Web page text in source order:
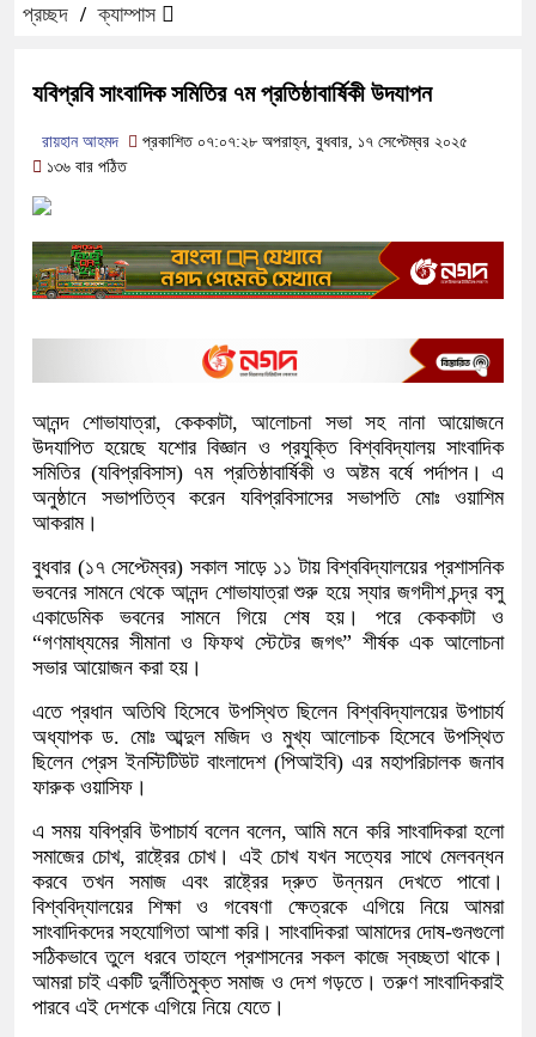
প্রচ্ছদ /ক্যাম্পাস
যবিপ্রবি সাংবাদিক সমিতির ৭ম প্রতিষ্ঠাবার্ষিকী উদযাপন
রায়হান আহমদ
প্রকাশিত ০৭:০৭:২৮ অপরাহ্ন, বুধবার, ১৭ সেপ্টেম্বর ২০২৫
১৩৬ বার পঠিত
আনন্দ শোভাযাত্রা, কেককাটা, আলোচনা সভা সহ নানা আয়োজনে
উদযাপিত হয়েছে যশোর বিজ্ঞান ও প্রযুক্তি বিশ্ববিদ্যালয় সাংবাদিক
সমিতির (যবিপ্রবিসাস) ৭ম প্রতিষ্ঠাবার্ষিকী ও অষ্টম বর্ষে পর্দাপন। এ
অনুষ্ঠানে সভাপতিত্ব করেন যবিপ্রবিসাসের সভাপতি মোঃ ওয়াশিম
আকরাম।
বুধবার (১৭ সেপ্টেম্বর) সকাল সাড়ে ১১ টায় বিশ্ববিদ্যালয়ের প্রশাসনিক
ভবনের সামনে থেকে আনন্দ শোভাযাত্রা শুরু হয়ে স্যার জগদীশ চন্দ্র বসু
একাডেমিক ভবনের সামনে গিয়ে শেষ হয়। পরে কেককাটা ও
“গণমাধ্যমের সীমানা ও ফিফথ স্টেটের জগৎ” শীর্ষক এক আলোচনা
সভার আয়োজন করা হয়।
এতে প্রধান অতিথি হিসেবে উপস্থিত ছিলেন বিশ্ববিদ্যালয়ের উপাচার্য
অধ্যাপক ড. মোঃ আব্দুল মজিদ ও মুখ্য আলোচক হিসেবে উপস্থিত
ছিলেন প্রেস ইনস্টিটিউট বাংলাদেশ (পিআইবি) এর মহাপরিচালক জনাব
ফারুক ওয়াসিফ।
এ সময় যবিপ্রবি উপাচার্য বলেন বলেন, আমি মনে করি সাংবাদিকরা হলো
সমাজের চোখ, রাষ্ট্রের চোখ। এই চোখ যখন সত্যের সাথে মেলবন্ধন
করবে তখন সমাজ এবং রাষ্ট্রের দ্রুত উন্নয়ন দেখতে পাবো।
বিশ্ববিদ্যালয়ের শিক্ষা ও গবেষণা ক্ষেত্রকে এগিয়ে নিয়ে আমরা
সাংবাদিকদের সহযোগিতা আশা করি। সাংবাদিকরা আমাদের দোষ-গুনগুলো
সঠিকভাবে তুলে ধরবে তাহলে প্রশাসনের সকল কাজে স্বচ্ছতা থাকে।
আমরা চাই একটি দুর্নীতিমুক্ত সমাজ ও দেশ গড়তে। তরুণ সাংবাদিকরাই
পারবে এই দেশকে এগিয়ে নিয়ে যেতে।